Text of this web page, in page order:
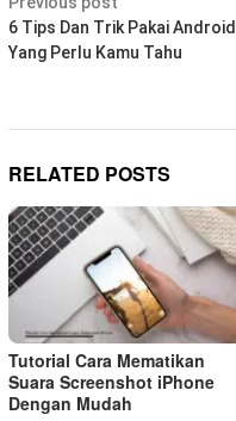
navigation
6 Tips Dan Trik Pakai Android
Yang Perlu Kamu Tahu
RELATED POSTS
Tutorial Cara Mematikan
Suara Screenshot iPhone
Dengan Mudah